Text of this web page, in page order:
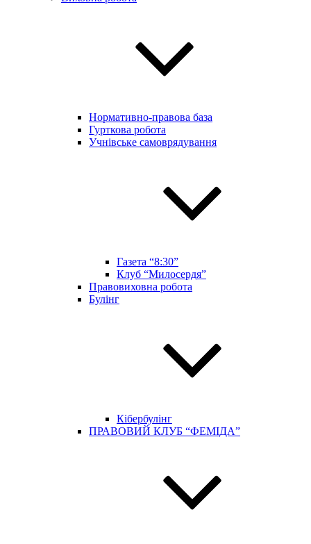
Нормативно-правова база
Гурткова робота
Учнівське самоврядування
Газета “8:30”
Клуб “Милосердя”
Правовиховна робота
Булінг
Кібербулінг
ПРАВОВИЙ КЛУБ “ФЕМІДА”